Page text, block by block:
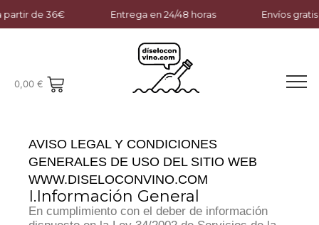
de 36€ Entrega en 24/48 horas Envíos gratis a
0,00 €
AVISO LEGAL Y CONDICIONES
GENERALES DE USO DEL SITIO WEB
WWW.DISELOCONVINO.COM
I.Información General
En cumplimiento con el deber de información